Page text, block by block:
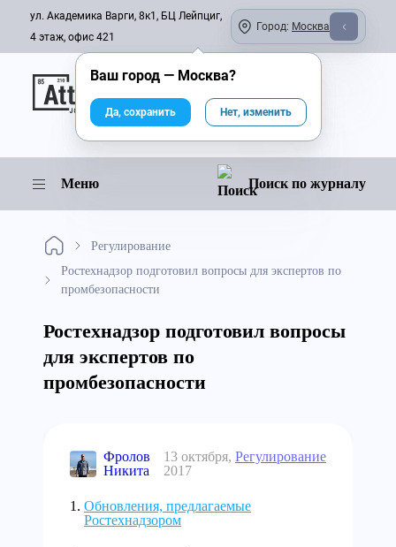
ул. Академика Варги, 8к1, БЦ Лейпциг,
4 этаж, офис 421
Город: Москва
Онлайн-журнал
Меню Поиск по журналу
Регулирование
Ростехнадзор подготовил вопросы для экспертов по
промбезопасности
Ростехнадзор подготовил вопросы
для экспертов по
промбезопасности
Фролов
Никита
13 октября,
2017
Регулирование
Обновления, предлагаемые
Ростехнадзором
Ваш город — Москва?
Да, сохранить Нет, изменить